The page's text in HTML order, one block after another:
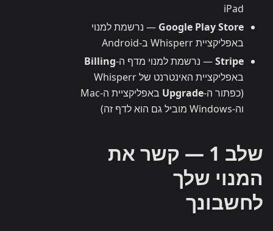
iPad
Google Play Store — נרשמת למנוי
באפליקציית Whisperr ב-Android
Stripe— נרשמת למנוי מדף ה-Billing
באפליקציית האינטרנט של Whisperr
(כפתור ה-Upgrade
באפליקציית ה-Mac
וה-Windows מוביל גם הוא לדף זה)
שלב 1 — קשר את
המנוי שלך
לחשבונך